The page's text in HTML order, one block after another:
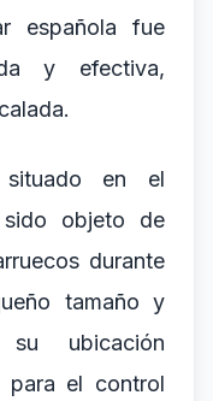
española fue
y efectiva,
en el
sido objeto de
durante
tamaño y
su ubicación
para el control